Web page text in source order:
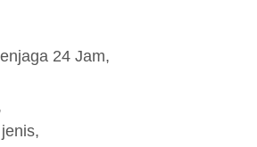
24 Jam,